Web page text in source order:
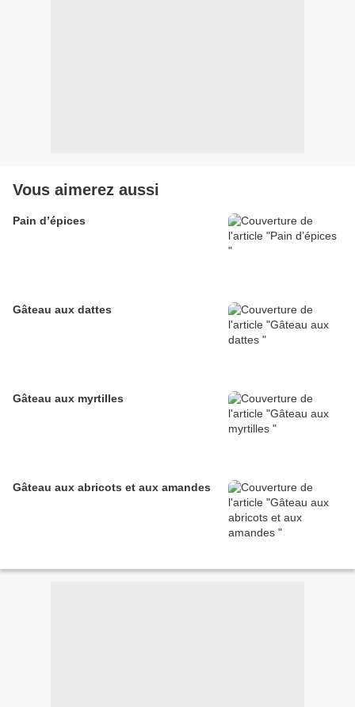
Vous aimerez aussi
Pain d’épices
Gâteau aux dattes
Gâteau aux myrtilles
Gâteau aux abricots et aux amandes